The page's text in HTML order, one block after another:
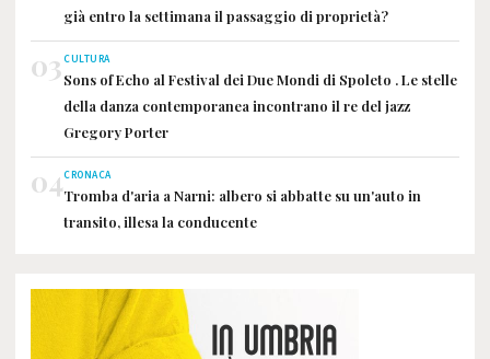
già entro la settimana il passaggio di proprietà?
03CULTURA
Sons of Echo al Festival dei Due Mondi di Spoleto . Le stelle
della danza contemporanea incontrano il re del jazz
Gregory Porter
04CRONACA
Tromba d'aria a Narni: albero si abbatte su un'auto in
transito, illesa la conducente